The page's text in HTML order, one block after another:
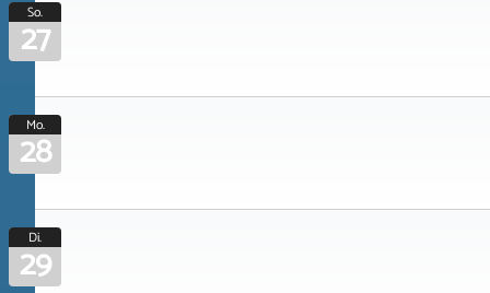
So.
27
Mo.
28
Di.
29